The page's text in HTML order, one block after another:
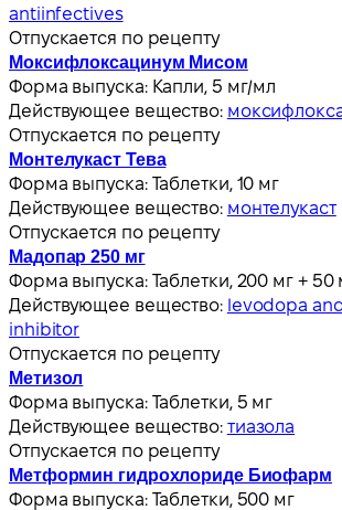
antiinfectives
Отпускается по рецепту
Моксифлоксацинум Мисом
Форма выпуска: Капли, 5 мг/мл
Действующее вещество:
Отпускается по рецепту
Монтелукаст Тева
Форма выпуска: Таблетки, 10 мг
Действующее вещество: монтелукаст
Отпускается по рецепту
Мадопар 250 мг
Форма выпуска: Таблетки, 200 мг + 50
Действующее вещество: levodopa
inhibitor
Отпускается по рецепту
Метизол
Форма выпуска: Таблетки, 5 мг
Действующее вещество: тиазола
Отпускается по рецепту
Метформин гидрохлориде Биофарм
Форма выпуска: Таблетки, 500 мг